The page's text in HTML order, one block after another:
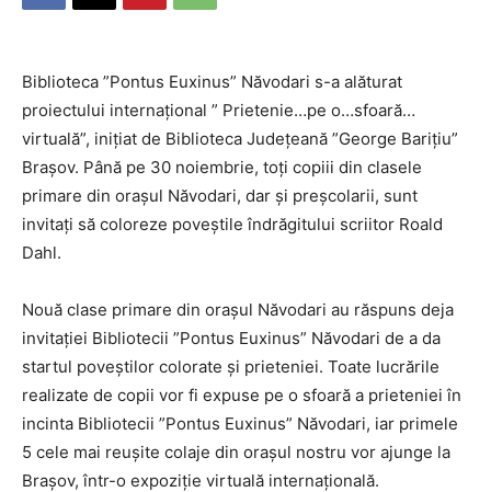
Biblioteca ”Pontus Euxinus” Năvodari s-a alăturat
proiectului internațional ” Prietenie…pe o…sfoară…
virtuală”, inițiat de Biblioteca Județeană ”George Barițiu”
Brașov. Până pe 30 noiembrie, toți copiii din clasele
primare din orașul Năvodari, dar și preșcolarii, sunt
invitați să coloreze poveștile îndrăgitului scriitor Roald
Dahl.
Nouă clase primare din orașul Năvodari au răspuns deja
invitației Bibliotecii ”Pontus Euxinus” Năvodari de a da
startul poveștilor colorate și prieteniei. Toate lucrările
realizate de copii vor fi expuse pe o sfoară a prieteniei în
incinta Bibliotecii ”Pontus Euxinus” Năvodari, iar primele
5 cele mai reușite colaje din orașul nostru vor ajunge la
Brașov, într-o expoziție virtuală internațională.